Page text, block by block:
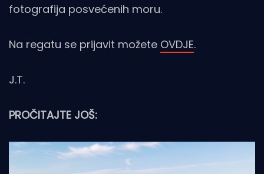
fotografija posvećenih moru.
Na regatu se prijavit možete OVDJE.
J.T.
PROČITAJTE JOŠ: